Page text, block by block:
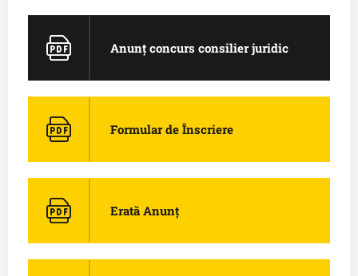
Anunț concurs consilier juridic
Formular de Înscriere
Erată Anunț